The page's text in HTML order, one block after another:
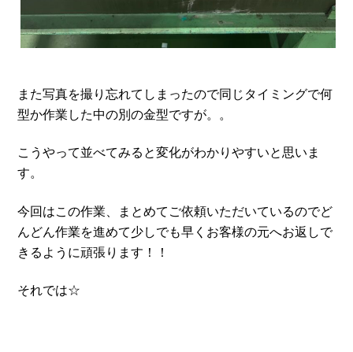
また写真を撮り忘れてしまったので同じタイミングで何
型か作業した中の別の金型ですが。。
こうやって並べてみると変化がわかりやすいと思いま
す。
今回はこの作業、まとめてご依頼いただいているのでど
んどん作業を進めて少しでも早くお客様の元へお返しで
きるように頑張ります！！
それでは☆